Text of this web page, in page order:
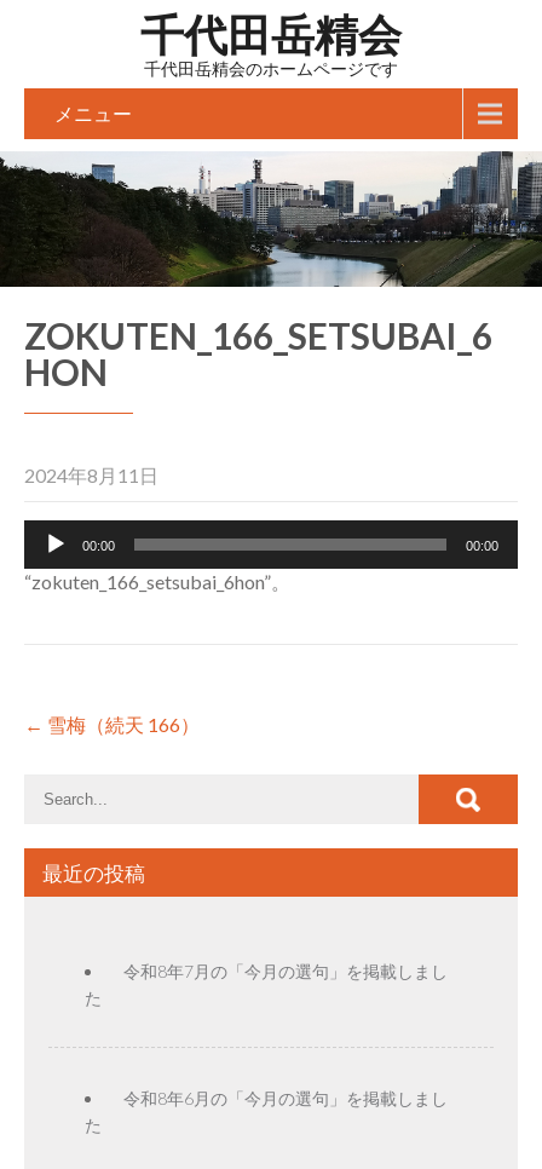
千代田岳精会
千代田岳精会のホームページです
メニュー
ZOKUTEN_166_SETSUBAI_6
HON
2024年8月11日
プ
00:00 00:00
“zokuten_166_setsubai_6hon”。
Post
navigation
← 雪梅（続天 166）
最近の投稿
令和8年7月の「今月の選句」を掲載しまし
た
令和8年6月の「今月の選句」を掲載しまし
た